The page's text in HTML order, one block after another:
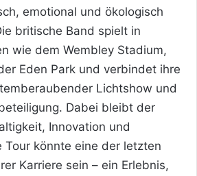
emotional und ökologisch
britische Band spielt in
wie dem Wembley Stadium,
Eden Park und verbindet ihre
Lichtshow und
Dabei bleibt der
Innovation und
Tour könnte eine der letzten
Karriere sein – ein Erlebnis,